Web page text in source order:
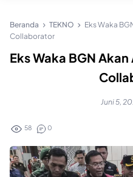
Beranda TEKNO
Eks Waka
Collaborator
Eks Waka BGN
Juni 5,
58 0